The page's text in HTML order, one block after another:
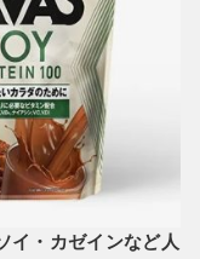
イ・カゼインなど人